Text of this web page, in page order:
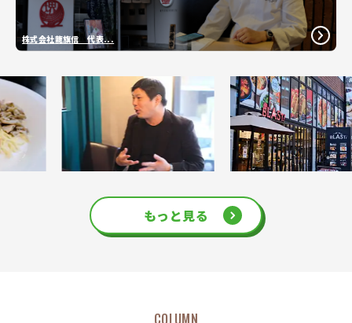
株式会社龍旗信 代表...
もっと見る
COLUMN